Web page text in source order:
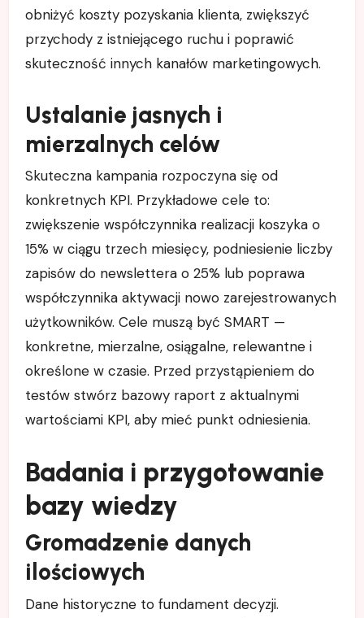
obniżyć koszty pozyskania klienta, zwiększyć
przychody z istniejącego ruchu i poprawić
skuteczność innych kanałów marketingowych.
Ustalanie jasnych i
mierzalnych celów
Skuteczna kampania rozpoczyna się od
konkretnych KPI. Przykładowe cele to:
zwiększenie współczynnika realizacji koszyka o
15% w ciągu trzech miesięcy, podniesienie liczby
zapisów do newslettera o 25% lub poprawa
współczynnika aktywacji nowo zarejestrowanych
użytkowników. Cele muszą być SMART —
konkretne, mierzalne, osiągalne, relewantne i
określone w czasie. Przed przystąpieniem do
testów stwórz bazowy raport z aktualnymi
wartościami KPI, aby mieć punkt odniesienia.
Badania i przygotowanie
bazy wiedzy
Gromadzenie danych
ilościowych
Dane historyczne to fundament decyzji.